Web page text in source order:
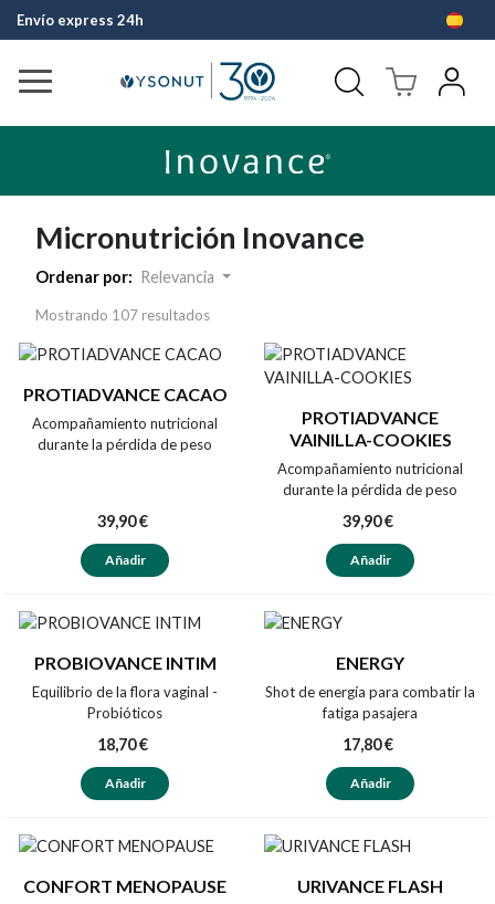
Envío express 24h Pago fácil
Micronutrición Inovance
Ordenar por: Relevancia
Mostrando 107 resultados
PROTIADVANCE CACAO
Acompañamiento nutricional
durante la pérdida de peso
39,90 €
Añadir
PROTIADVANCE
VAINILLA-COOKIES
Acompañamiento nutricional
durante la pérdida de peso
39,90 €
Añadir
PROBIOVANCE INTIM
Equilibrio de la flora vaginal -
Probióticos
18,70 €
Añadir
ENERGY
Shot de energía para combatir la
fatiga pasajera
17,80 €
Añadir
CONFORT MENOPAUSE URIVANCE FLASH